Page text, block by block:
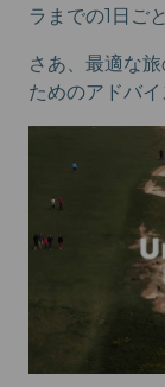
ラまでの1日ご
さあ、最適な
ためのアドバ